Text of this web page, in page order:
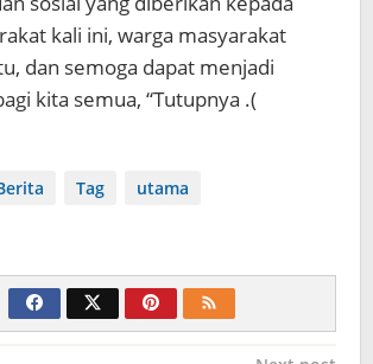
kali ini, warga masyarakat
dan semoga dapat menjadi
kita semua, “Tutupnya .(
Tag utama